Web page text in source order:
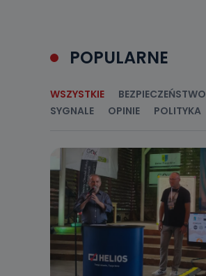
POPULARNE
WSZYSTKIE BEZPIECZEŃSTWO
SYGNALE
OPINIE POLITYKA